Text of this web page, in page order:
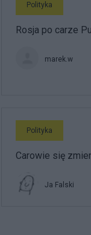
Polityka
Rosja po carze
marek.w
Polityka
Carowie się
Ja Falski